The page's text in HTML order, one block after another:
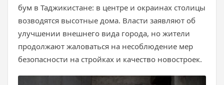
бум в Таджикистане: в центре и окраинах столицы
возводятся высотные дома. Власти заявляют об
улучшении внешнего вида города, но жители
продолжают жаловаться на несоблюдение мер
безопасности на стройках и качество новостроек.